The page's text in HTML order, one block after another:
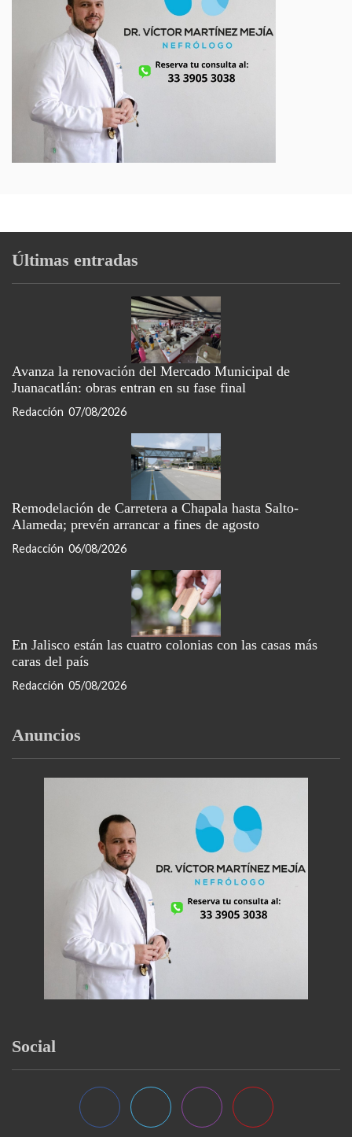
Últimas entradas
Avanza la renovación del Mercado Municipal de
Juanacatlán: obras entran en su fase final
Redacción 07/08/2026
Remodelación de Carretera a Chapala hasta Salto-
Alameda; prevén arrancar a fines de agosto
Redacción 06/08/2026
En Jalisco están las cuatro colonias con las casas más
caras del país
Redacción 05/08/2026
Anuncios
Social